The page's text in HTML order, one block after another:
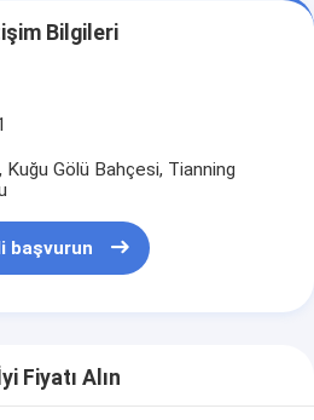
Bilgileri
Gölü Bahçesi, Tianning
başvurun
Fiyatı Alın